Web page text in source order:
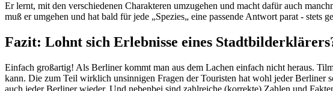
Er lernt, mit den verschiedenen Charakteren umzugehen und macht dafür auch
muß er umgehen und hat bald für jede „Spezies„ eine passende Antwort parat - stets
Fazit: Lohnt sich Erlebnisse eines
Einfach großartig! Als Berliner kommt man aus dem Lachen einfach nicht heraus.
kann. Die zum Teil wirklich unsinnigen Fragen der Touristen hat wohl jeder Berliner
auch jeder Berliner wieder. Und nebenbei sind zahlreiche (korrekte) Zahlen und